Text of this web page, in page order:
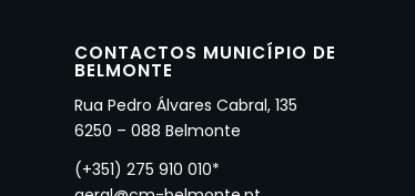
CONTACTOS MUNICÍPIO DE
BELMONTE
Rua Pedro Álvares Cabral, 135
6250 – 088 Belmonte
(+351) 275 910 010*